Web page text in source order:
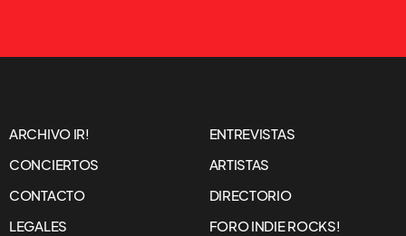
ARCHIVO IR!
ENTREVISTAS
CONCIERTOS
ARTISTAS
CONTACTO
DIRECTORIO
LEGALES
FORO INDIE ROCKS!